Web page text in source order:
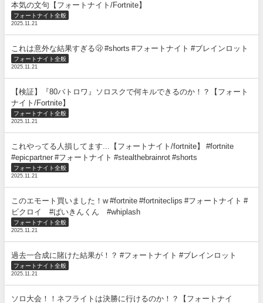
本気の文句【フォートナイト/Fortnite】
フォートナイト全般
2025.11.21
これは意外な結果すぎる🫢 #shorts #フォートナイト #ブレインロット
フォートナイト全般
2025.11.21
【検証】『80バトロワ』ソロスクで何キルできるのか！？【フォート
ナイト/Fortnite】
フォートナイト全般
2025.11.21
これやってる人損してます...【フォートナイト/fortnite】 #fortnite
#epicpartner #フォートナイト #stealthebrainrot #shorts
フォートナイト全般
2025.11.21
このエモート買いました！w #fortnite #fortniteclips #フォートナイト #
ビクロイ #ばいきんくん #whiplash
フォートナイト全般
2025.11.21
過去一合成に賭けた結果が！？ #フォートナイト #ブレインロット
フォートナイト全般
2025.11.21
ソロ大会！！ネフライトは決勝に行けるのか！？【フォートナイ